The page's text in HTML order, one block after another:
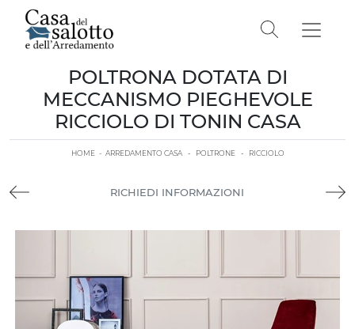
POLTRONA DOTATA DI
MECCANISMO PIEGHEVOLE
RICCIOLO DI TONIN CASA
HOME - ARREDAMENTO CASA - POLTRONE - RICCIOLO
RICHIEDI INFORMAZIONI